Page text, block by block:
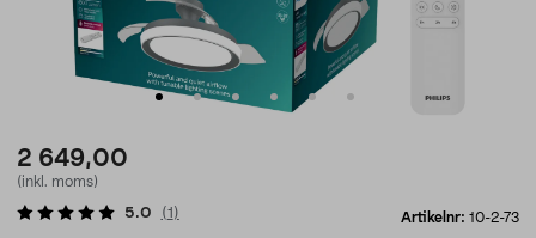
2 649,00
(inkl. moms)
Artikelnr: 10-2-73
5.0 (1 )